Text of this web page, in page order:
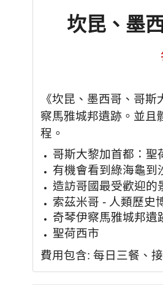
坎昆、墨
《坎昆、墨西哥、哥
察馬雅城邦遺跡。並且
程。
哥斯大黎加首都：聖
有機會看到綠海龜到
造訪哥國最受歡迎的
索茲米哥 - 人類歷史
奇琴伊察馬雅城邦遺
聖荷西市
費用包含: 每日三餐、